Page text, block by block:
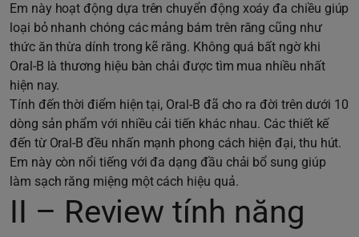
Em này hoạt động dựa trên chuyển động xoáy đa chiều giúp
loại bỏ nhanh chóng các mảng bám trên răng cũng như
thức ăn thừa dính trong kẽ răng. Không quá bất ngờ khi
Oral-B là thương hiệu bàn chải được tìm mua nhiều nhất
hiện nay.
Tính đến thời điểm hiện tại, Oral-B đã cho ra đời trên dưới 10
dòng sản phẩm với nhiều cải tiến khác nhau. Các thiết kế
đến từ Oral-B đều nhấn mạnh phong cách hiện đại, thu hút.
Em này còn nổi tiếng với đa dạng đầu chải bổ sung giúp
làm sạch răng miệng một cách hiệu quả.
II – Review tính năng